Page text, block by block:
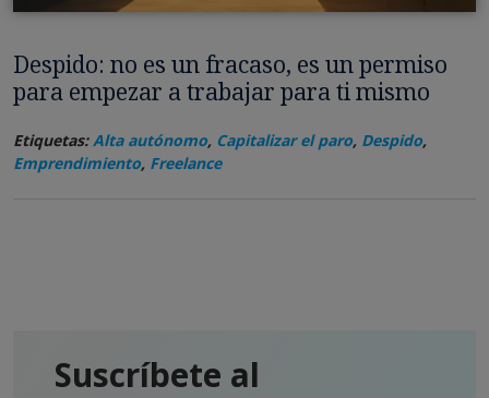
Despido: no es un fracaso, es un permiso
para empezar a trabajar para ti mismo
Etiquetas: Alta autónomo, Capitalizar el paro, Despido,
Emprendimiento, Freelance
Suscríbete al